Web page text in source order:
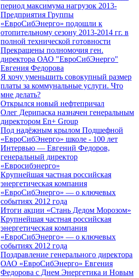
период максимума нагрузок 2013-
Предприятия Группы
«ЕвроСибЭнерго» подошли к
отопительному сезону 2013-2014 гг. в
полной технической готовности
Прекращены полномочия ген.
директора ОАО "ЕвроСибЭнерго"
Евгения Федорова
Я хочу уменьшить совокупный размер
платы за коммунальные услуги. Что
мне делать?
Открылся новый нефтепричал
Олег Дерипаска назначен генеральным
директором En+ Group
Под надёжным крылом Подшефной
«ЕвроСибЭнерго» школе - 100 лет
Интервью — Евгений Федоров,
генеральный директор
«Евросибэнерго»
Крупнейшая частная российская
энергетическая компания
«ЕвроСибЭнерго» — о ключевых
событиях 2012 года
Итоги акции «Стань Дедом Морозом»
Крупнейшая частная российская
энергетическая компания
«ЕвроСибЭнерго» — о ключевых
событиях 2012 года
Поздравление генерального директора
ОАО «ЕвроСибЭнерго» Евгения
Федорова с Днем Энергетика и Новым